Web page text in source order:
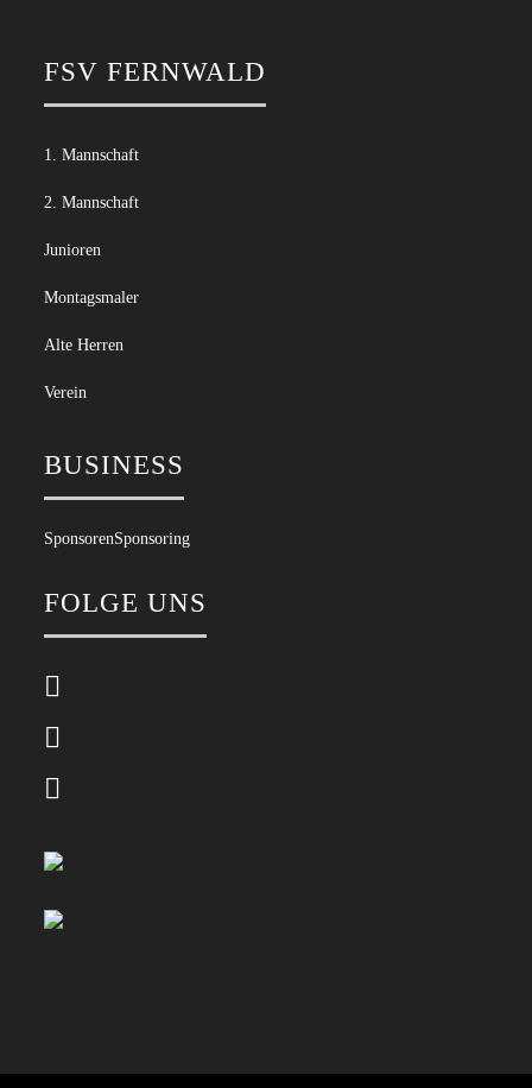
FSV FERNWALD
1. Mannschaft
2. Mannschaft
Junioren
Montagsmaler
Alte Herren
Verein
BUSINESS
SponsorenSponsoring
FOLGE UNS